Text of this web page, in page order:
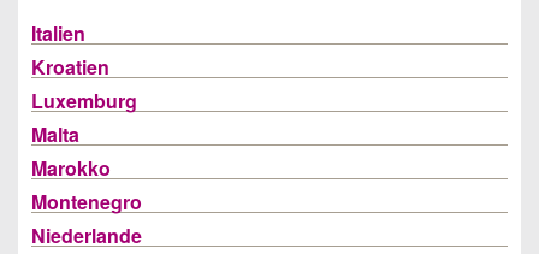
Italien
Kroatien
Luxemburg
Malta
Marokko
Montenegro
Niederlande